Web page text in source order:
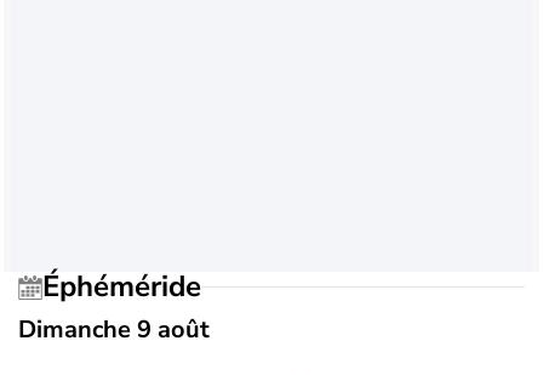
Éphéméride
Dimanche 9 août